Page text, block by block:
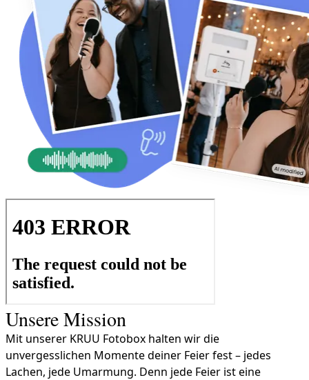
Unsere Mission
Mit unserer KRUU Fotobox halten wir die
unvergesslichen Momente deiner Feier fest – jedes
Lachen, jede Umarmung. Denn jede Feier ist eine